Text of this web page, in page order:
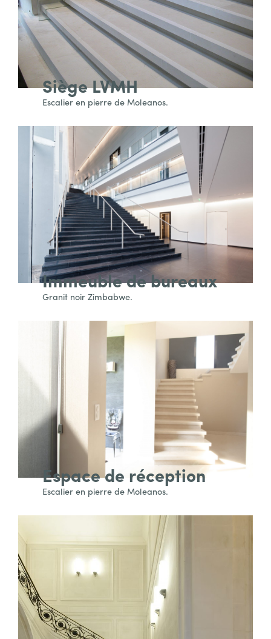
Siège LVMH
Escalier en pierre de Moleanos.
Immeuble de bureaux
Granit noir Zimbabwe.
Espace de réception
Escalier en pierre de Moleanos.